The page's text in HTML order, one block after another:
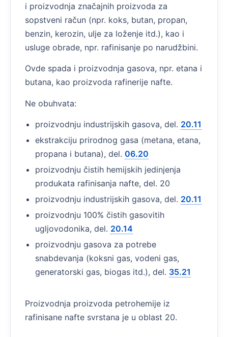
i proizvodnja značajnih proizvoda za
sopstveni račun (npr. koks, butan, propan,
benzin, kerozin, ulje za loženje itd.), kao i
usluge obrade, npr. rafinisanje po narudžbini.
Ovde spada i proizvodnja gasova, npr. etana i
butana, kao proizvoda rafinerije nafte.
Ne obuhvata:
proizvodnju industrijskih gasova, del. 20.11
ekstrakciju prirodnog gasa (metana, etana,
propana i butana), del. 06.20
proizvodnju čistih hemijskih jedinjenja
produkata rafinisanja nafte, del. 20
proizvodnju industrijskih gasova, del. 20.11
proizvodnju 100% čistih gasovitih
ugljovodonika, del. 20.14
proizvodnju gasova za potrebe
snabdevanja (koksni gas, vodeni gas,
generatorski gas, biogas itd.), del. 35.21
Proizvodnja proizvoda petrohemije iz
rafinisane nafte svrstana je u oblast 20.